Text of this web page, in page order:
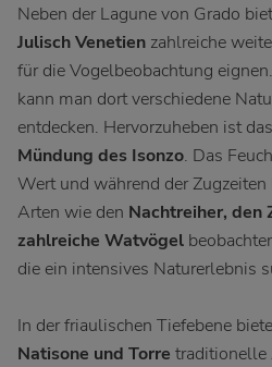
Neben der Lagune von Grado
Julisch Venetien zahlreiche
für die Vogelbeobachtung
kann man dort verschiedene
entdecken. Hervorzuheben ist das
Mündung des Isonzo. Das
Wert und während der
Arten wie den Nachtreiher, den
zahlreiche Watvögel
die ein intensives Naturerlebnis
In der friaulischen Tiefebene
Natisone und Torre traditionelle